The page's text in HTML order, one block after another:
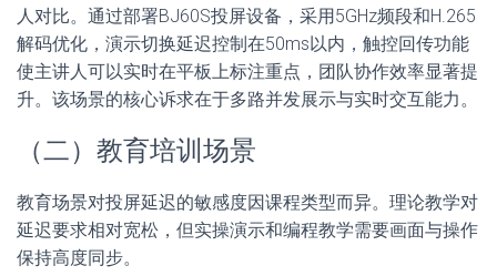
人对比。通过部署BJ60S投屏设备，采用5GHz频段和H.265
解码优化，演示切换延迟控制在50ms以内，触控回传功能
使主讲人可以实时在平板上标注重点，团队协作效率显著提
升。该场景的核心诉求在于多路并发展示与实时交互能力。
（二）教育培训场景
教育场景对投屏延迟的敏感度因课程类型而异。理论教学对
延迟要求相对宽松，但实操演示和编程教学需要画面与操作
保持高度同步。